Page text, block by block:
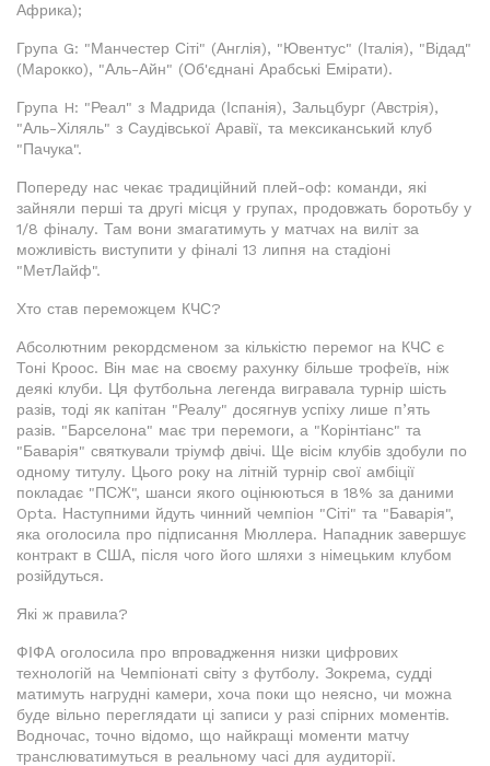
Африка);
Група G: "Манчестер Сіті" (Англія), "Ювентус" (Італія), "Відад"
(Марокко), "Аль-Айн" (Об'єднані Арабські Емірати).
Група H: "Реал" з Мадрида (Іспанія), Зальцбург (Австрія),
"Аль-Хіляль" з Саудівської Аравії, та мексиканський клуб
"Пачука".
Попереду нас чекає традиційний плей-оф: команди, які
зайняли перші та другі місця у групах, продовжать боротьбу у
1/8 фіналу. Там вони змагатимуть у матчах на виліт за
можливість виступити у фіналі 13 липня на стадіоні
"МетЛайф".
Хто став переможцем КЧС?
Абсолютним рекордсменом за кількістю перемог на КЧС є
Тоні Кроос. Він має на своєму рахунку більше трофеїв, ніж
деякі клуби. Ця футбольна легенда вигравала турнір шість
разів, тоді як капітан "Реалу" досягнув успіху лише п’ять
разів. "Барселона" має три перемоги, а "Корінтіанс" та
"Баварія" святкували тріумф двічі. Ще вісім клубів здобули по
одному титулу. Цього року на літній турнір свої амбіції
покладає "ПСЖ", шанси якого оцінюються в 18% за даними
Opta. Наступними йдуть чинний чемпіон "Сіті" та "Баварія",
яка оголосила про підписання Мюллера. Нападник завершує
контракт в США, після чого його шляхи з німецьким клубом
розійдуться.
Які ж правила?
ФІФА оголосила про впровадження низки цифрових
технологій на Чемпіонаті світу з футболу. Зокрема, судді
матимуть нагрудні камери, хоча поки що неясно, чи можна
буде вільно переглядати ці записи у разі спірних моментів.
Водночас, точно відомо, що найкращі моменти матчу
транслюватимуться в реальному часі для аудиторії.